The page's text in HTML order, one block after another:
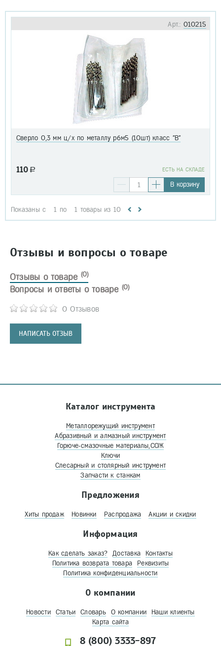
Арт.: 010215
Сверло 0,3 мм ц/х по металлу р6м5 (10шт) класс "В"
110 a EСТЬ НА СКЛАДЕ
В корзину
Показаны с 1 по 1 товары из 10
Отзывы и вопросы о товаре
Отзывы о товаре (0)
0 Отзывов
НАПИСАТЬ ОТЗЫВ
Вопросы и ответы о товаре (0)
Каталог инструмента
Металлорежущий инструмент
Абразивный и алмазный инструмент
Горюче-смазочные материалы,СОЖ
Ключи
Слесарный и столярный инструмент
Запчасти к станкам
Предложения
Хиты продаж Новинки Распродажа Акции и скидки
Информация
Как сделать заказ? Доставка
Контакты
Политика возврата товара
Реквизиты
Политика конфиденциальности
О компании
Новости Статьи Словарь О компании
Наши клиенты
Карта сайта
8 (800) 3333-897